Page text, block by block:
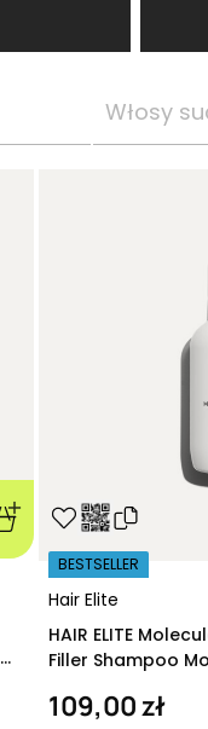
Włosy
Hair Elite
BESTSELLER
HAIR ELITE
Filler Shampoo
109,00 zł